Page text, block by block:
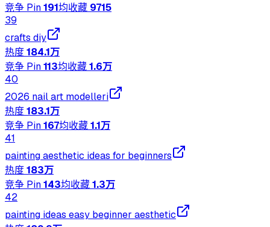
竞争 Pin191均收藏 9715
39
crafts diy
热度184.1万
竞争 Pin113均收藏1.6万
40
2026 nail art modelleri
热度183.1万
竞争 Pin167均收藏1.1万
41
painting aesthetic ideas for beginners
热度183万
竞争 Pin143均收藏1.3万
42
painting ideas easy beginner aesthetic